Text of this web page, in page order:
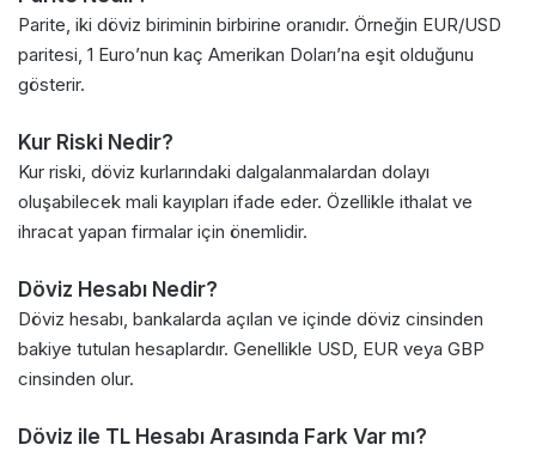
Parite, iki döviz biriminin birbirine oranıdır. Örneğin EUR/USD
paritesi, 1 Euro’nun kaç Amerikan Doları’na eşit olduğunu
gösterir.
Kur Riski Nedir?
Kur riski, döviz kurlarındaki dalgalanmalardan dolayı
oluşabilecek mali kayıpları ifade eder. Özellikle ithalat ve
ihracat yapan firmalar için önemlidir.
Döviz Hesabı Nedir?
Döviz hesabı, bankalarda açılan ve içinde döviz cinsinden
bakiye tutulan hesaplardır. Genellikle USD, EUR veya GBP
cinsinden olur.
Döviz ile TL Hesabı Arasında Fark Var mı?